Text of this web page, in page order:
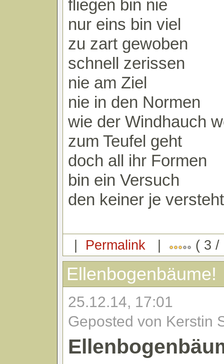
fliegen bin nie
nur eins bin viel
zu zart gewoben
schnell zerissen
nie am Ziel
nie in den Normen
wie der Windhauch
zum Teufel geht
doch all ihr Formen
bin ein Versuch
den keiner je versteht
| Permalink | ( 3 /
Ellenbogenbäume!
25.12.14, 17:01
Geposted von Kerstin